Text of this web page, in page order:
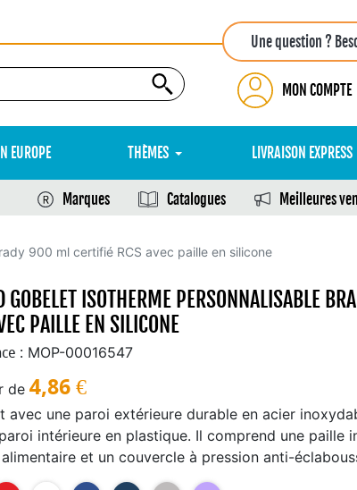
Une question ?
MON COMPTE
EUROPE THÈMES LIVRAISON EXPRESS
Marques Catalogues Meilleures
900 ml certifié RCS avec paille en silicone
GOBELET ISOTHERME PERSONNALISABLE
PAILLE EN SILICONE
: MOP-00016547
de 4,86 €
avec une paroi extérieure durable en acier
intérieure en plastique. Il comprend une paille
et un couvercle à pression anti-
de consommation en douceur. Ce gobelet